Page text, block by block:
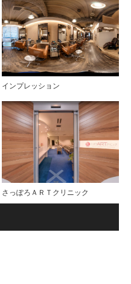
インプレッション
さっぽろＡＲＴクリニック